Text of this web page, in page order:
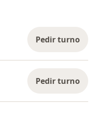
Pedir turno
Pedir turno